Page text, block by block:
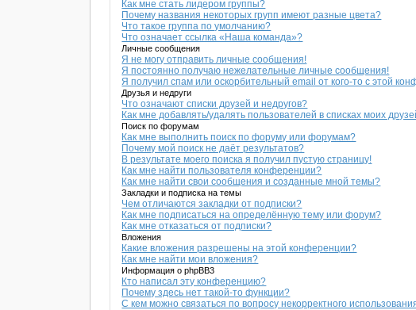
Как мне стать лидером группы?
Почему названия некоторых групп имеют разные цвета?
Что такое группа по умолчанию?
Что означает ссылка «Наша команда»?
Личные сообщения
Я не могу отправить личные сообщения!
Я постоянно получаю нежелательные личные сообщения!
Я получил спам или оскорбительный email от кого-то с этой
Друзья и недруги
Что означают списки друзей и недругов?
Как мне добавлять/удалять пользователей в списках моих
Поиск по форумам
Как мне выполнить поиск по форуму или форумам?
Почему мой поиск не даёт результатов?
В результате моего поиска я получил пустую страницу!
Как мне найти пользователя конференции?
Как мне найти свои сообщения и созданные мной темы?
Закладки и подписка на темы
Чем отличаются закладки от подписки?
Как мне подписаться на определённую тему или форум?
Как мне отказаться от подписки?
Вложения
Какие вложения разрешены на этой конференции?
Как мне найти мои вложения?
Информация о phpBB3
Кто написал эту конференцию?
Почему здесь нет такой-то функции?
С кем можно связаться по вопросу некорректного